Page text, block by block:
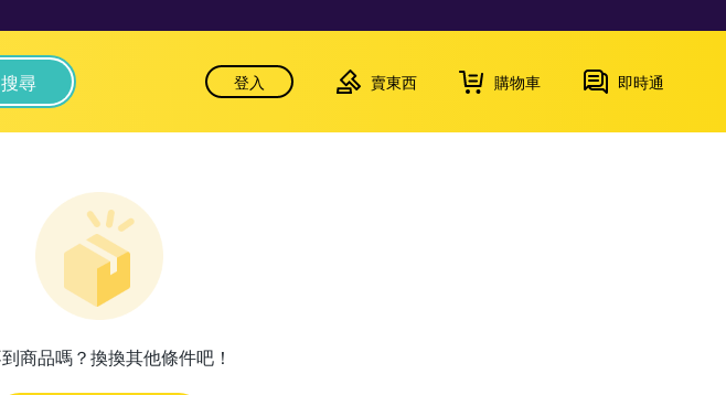
搜尋 登入 賣東西 購物車 即時通
商品嗎？換換其他條件吧！